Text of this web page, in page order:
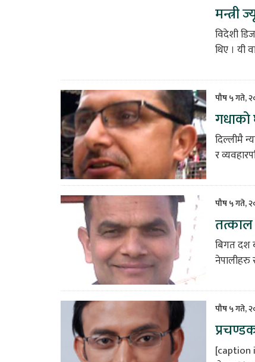
मन्त्री
विदेशी
थिए । यी
पौष ५ गते,
गधाको
दिल्लीमै
र
पौष ५ गते,
बिगत दश
नेपालीहरु
पौष ५ गते,
[caption